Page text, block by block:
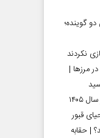
دو گوینده؛
آغاز رسمی برنامه‌های اربعین ۱۴۰۵ در مرز‌ها |
قیمت قبر در بهشت زهرا (س) در سال ۱۴۰۵
قبور
| حقابه